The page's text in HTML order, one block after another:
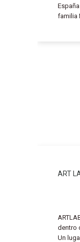
familia
ART
dentro
Un